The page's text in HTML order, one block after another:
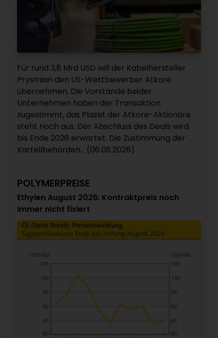
Für rund 3,8 Mrd USD will der Kabelhersteller
Prysmian den US-Wettbewerber Atkore
übernehmen. Die Vorstände beider
Unternehmen haben der Transaktion
zugestimmt, das Plazet der Atkore-Aktionäre
steht noch aus. Der Abschluss des Deals wird
bis Ende 2026 erwartet. Die Zustimmung der
Kartellbehörden... (06.08.2026)
POLYMERPREISE
Ethylen August 2026: Kontraktpreis noch
immer nicht fixiert